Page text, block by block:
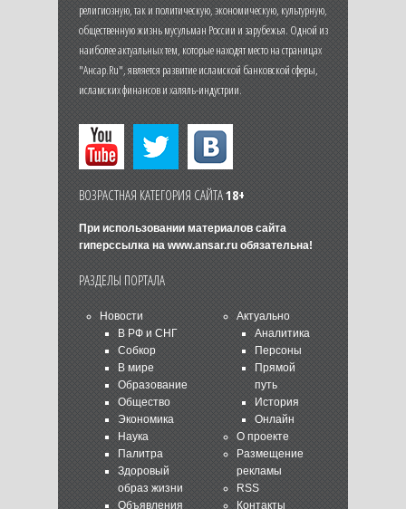
религиозную, так и политическую, экономическую, культурную,
общественную жизнь мусульман России и зарубежья. Одной из
наиболее актуальных тем, которые находят место на страницах
"Ансар.Ru", является развитие исламской банковской сферы,
исламских финансов и халяль-индустрии.
ВОЗРАСТНАЯ КАТЕГОРИЯ САЙТА18+
При использовании материалов сайта
гиперссылка на www.ansar.ruобязательна!
РАЗДЕЛЫ ПОРТАЛА
Новости
В РФ и СНГ
Собкор
В мире
Образование
Общество
Экономика
Наука
Палитра
Здоровый
образ жизни
Объявления
Актуально
Аналитика
Персоны
Прямой
путь
История
Онлайн
О проекте
Размещение
рекламы
RSS
Контакты